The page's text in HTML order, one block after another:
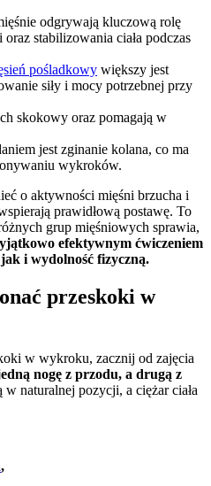
odgrywają kluczową rolę
stabilizowania ciała podczas
pośladkowy większy jest
siły i mocy potrzebnej przy
skokowy oraz pomagają w
jest zginanie kolana, co ma
wykroków.
o aktywności mięśni brzucha i
prawidłową postawę. To
grup mięśniowych sprawia,
efektywnym ćwiczeniem
i wydolność fizyczną.
przeskoki w
w wykroku, zacznij od zajęcia
nogę z przodu, a drugą z
naturalnej pozycji, a ciężar ciała
,